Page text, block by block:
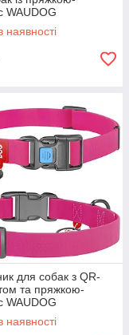
WAUDOG
S / Розумний
для тварин
для собак з QR-
та пряжкою-
WAUDOG
S / Вологостійка
для собак